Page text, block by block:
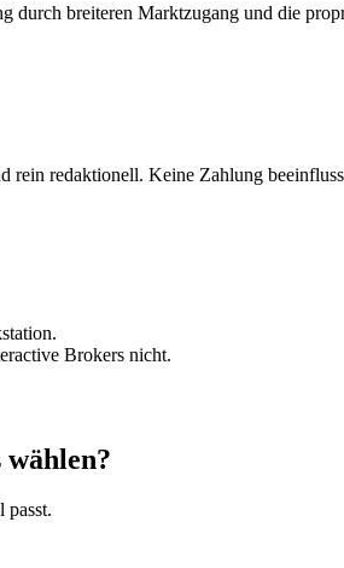
durch breiteren Marktzugang und die
rein redaktionell. Keine Zahlung
Brokers nicht.
passt.